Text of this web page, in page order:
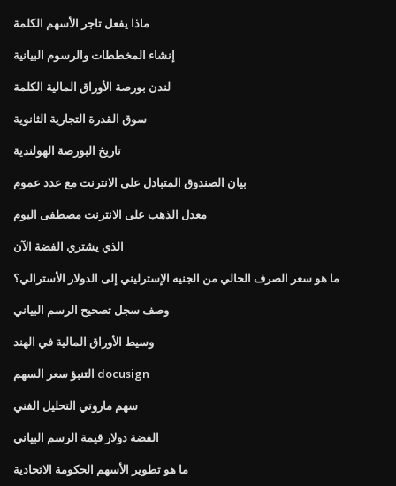
ماذا يفعل تاجر الأسهم الكلمة
إنشاء المخططات والرسوم البيانية
لندن بورصة الأوراق المالية الكلمة
سوق القدرة التجارية الثانوية
تاريخ البورصة الهولندية
بيان الصندوق المتبادل على الانترنت مع عدد عموم
معدل الذهب على الانترنت مصطفى اليوم
الذي يشتري الفضة الآن
ما هو سعر الصرف الحالي من الجنيه الإسترليني إلى الدولار الأسترالي؟
وصف سجل تصحيح الرسم البياني
وسيط الأوراق المالية في الهند
التنبؤ سعر السهم docusign
سهم ماروتي التحليل الفني
الفضة دولار قيمة الرسم البياني
ما هو تطوير الأسهم الحكومة الاتحادية